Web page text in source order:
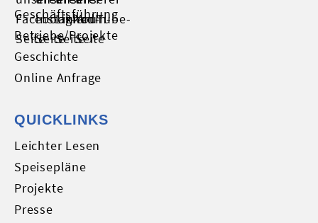
Geschäftsführung
Betriebe/Projekte
Geschichte
Online Anfrage
QUICKLINKS
Leichter Lesen
Speisepläne
Projekte
Presse